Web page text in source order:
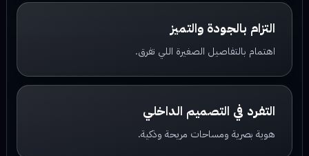
التزام بالجودة والتميز
اهتمام بالتفاصيل الصغيرة اللي تفرق.
التفرد في التصميم الداخلي
هوية بصرية ومساحات مريحة وذكية.